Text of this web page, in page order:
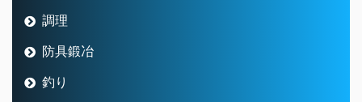
調理
防具鍛冶
釣り